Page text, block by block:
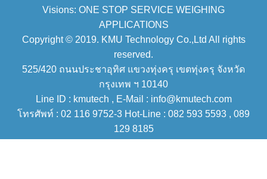
Visions: ONE STOP SERVICE WEIGHING
APPLICATIONS
Copyright © 2019. KMU Technology Co.,Ltd All rights
reserved.
525/420 ถนนประชาอุทิศ แขวงทุ่งครุ เขตทุ่งครุ จังหวัด
กรุงเทพ ฯ 10140
Line ID : kmutech , E-Mail : info@kmutech.com
โทรศัพท์ : 02 116 9752-3 Hot-Line : 082 593 5593 , 089
129 8185